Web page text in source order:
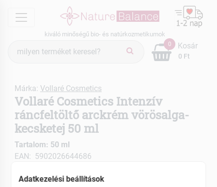
menu
kiváló minőségű bio- és natúrkozmetikumok
keresés
0
0 Ft
Kosár
Márka: Vollaré Cosmetics
Vollaré Cosmetics Intenzív
ráncfeltöltő arckrém vörösalga-
kecsketej 50 ml
Tartalom: 50 ml
EAN: 5902026644686
Adatkezelési beállítások